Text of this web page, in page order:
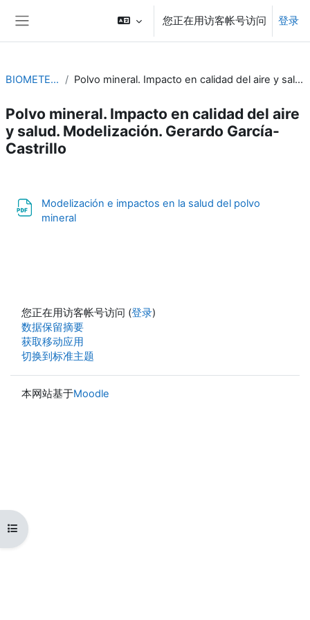
您正在用访客帐号访问 登录
打开课程索引
BIOMETEOROLOGÍA Polvo mineral. Impacto en calidad del aire y salud. Modelización. Gerardo García-Castrillo
Polvo mineral. Impacto en calidad del aire
y salud. Modelización. Gerardo García-
Castrillo
Modelización e impactos en la salud del polvo
mineral
您正在用访客帐号访问 (登录)
‎数据保留摘要‎
获取移动应用
切换到标准主题
本网站基于Moodle